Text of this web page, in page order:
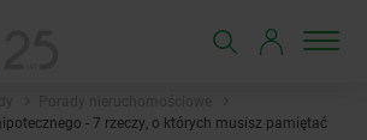
- 7 rzeczy, o których musisz pamiętać